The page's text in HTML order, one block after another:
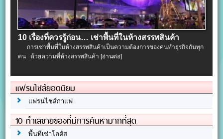
10 เรื่องที่ควรรู้ก่อน… เช่าพื้นที่ในห้างสรรพสินค้า
การเช่าพื้นที่ในห้างสรรพสินค้าเป็นความต้องการของคนทำธุรกิจกันทุก
คน ด้วยความที่ห้างสรรพสินค้า[อ่านต่อ]
แฟรนไชส์ยอดนิยม
แฟรนไชส์กาแฟ
10 ทำเลขายของที่มีการค้นหามากที่สุด
พื้นที่เช่าโลตัส